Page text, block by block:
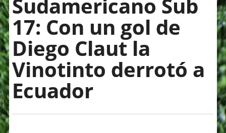
Sudamericano Sub
17: Con un gol de
Diego Claut la
Vinotinto derrotó a
Ecuador